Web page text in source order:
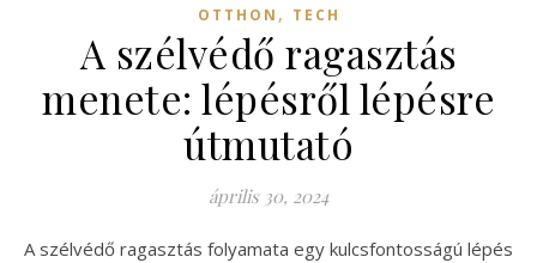
OTTHON , TECH
A szélvédő ragasztás
menete: lépésről lépésre
útmutató
április 30, 2024
A szélvédő ragasztás folyamata egy kulcsfontosságú lépés